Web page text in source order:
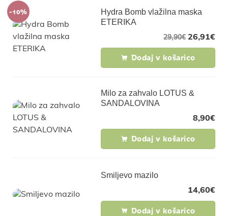
-10%
Hydra Bomb vlažilna maska
ETERIKA
26,91€
29,90€
Dodaj v košarico
Milo za zahvalo LOTUS &
SANDALOVINA
8,90€
Dodaj v košarico
Smiljevo mazilo
14,60€
Dodaj v košarico